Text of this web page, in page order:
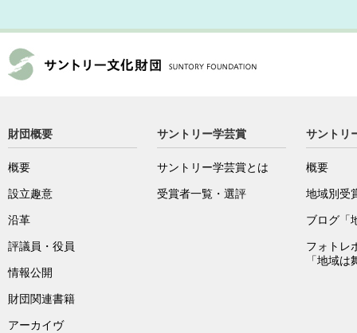
財団概要
概要
設立趣意
沿革
評議員・役員
情報公開
財団関連書籍
アーカイヴ
サントリー学芸賞
サントリー学芸賞とは
受賞者一覧・選評
サントリ
概要
地域別受
ブログ「
フォトレ
「地域は